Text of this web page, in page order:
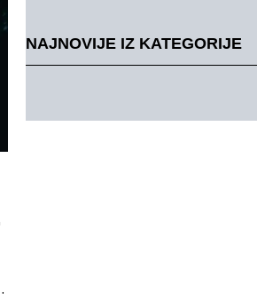
NAJNOVIJE IZ KATEGORIJE